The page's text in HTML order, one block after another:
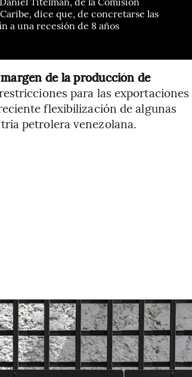
dice que, de concretarse las
a una recesión de 8 años
de la producción de
para las exportaciones
flexibilización de algunas
petrolera venezolana.